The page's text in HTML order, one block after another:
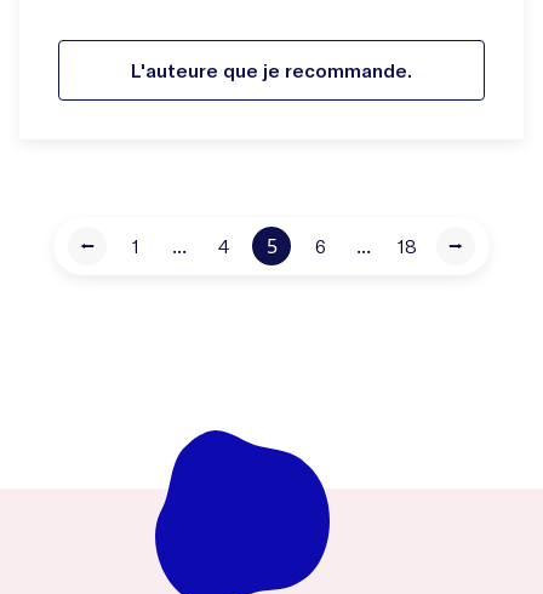
L'auteure que je recommande.
⭠ 1 ... 4 5 6 ... 18 ⭢